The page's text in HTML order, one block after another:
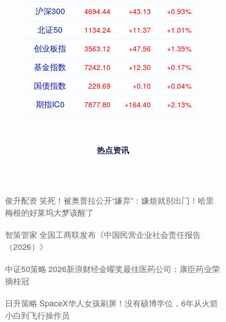
沪深300 4694.44 +43.13 +0.93%
北证50 1134.24 +11.37 +1.01%
创业板指 3563.12 +47.56 +1.35%
基金指数 7242.10 +12.30 +0.17%
国债指数 229.69 +0.10 +0.04%
期指IC0 7877.80 +164.40 +2.13%
热点资讯
俊升配资 笑死！被奥普拉公开“嫌弃”：嫌烦就别出门！哈里
梅根的好莱坞大梦该醒了
智策管家 全国工商联发布《中国民营企业社会责任报告
（2026）》
中证50策略 2026新浪财经金曜奖最佳医药公司：康臣药业荣
摘桂冠
日升策略 SpaceX华人女孩刷屏！没有硕博学位，6年从火箭
小白到飞行操作员